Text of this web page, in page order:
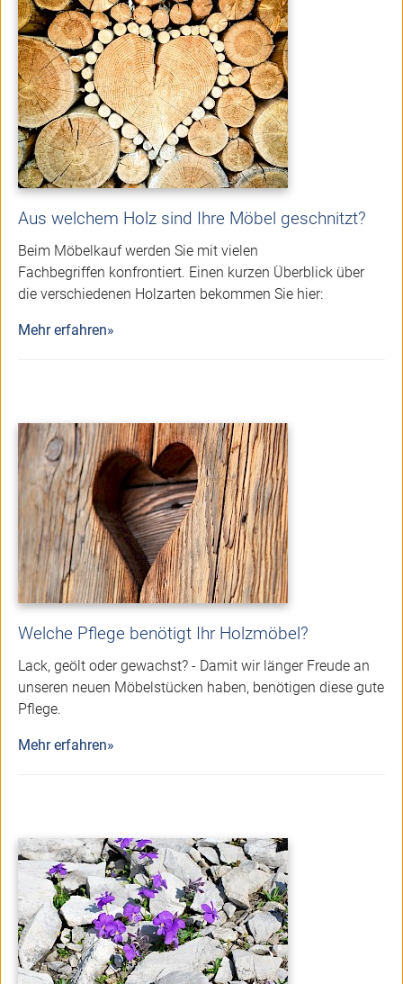
Aus welchem Holz sind Ihre Möbel geschnitzt?
Beim Möbelkauf werden Sie mit vielen
Fachbegriffen konfrontiert. Einen kurzen Überblick über
die verschiedenen Holzarten bekommen Sie hier:
Mehr erfahren»
Welche Pflege benötigt Ihr Holzmöbel?
Lack, geölt oder gewachst? - Damit wir länger Freude an
unseren neuen Möbelstücken haben, benötigen diese gute
Pflege.
Mehr erfahren»